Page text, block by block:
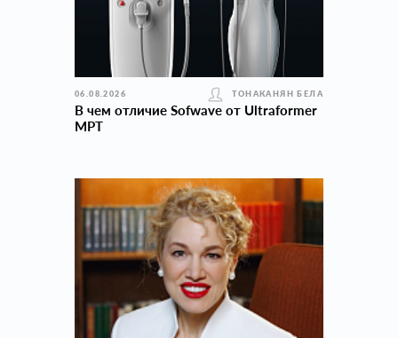
06.08.2026 ТОНАКАНЯН БЕЛА
В чем отличие Sofwave от Ultraformer
MPT